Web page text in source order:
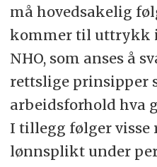
må hovedsakelig
kommer til uttrykk i
NHO, som anses å
rettslige prinsipper
arbeidsforhold hva
I tillegg følger visse
lønnsplikt under